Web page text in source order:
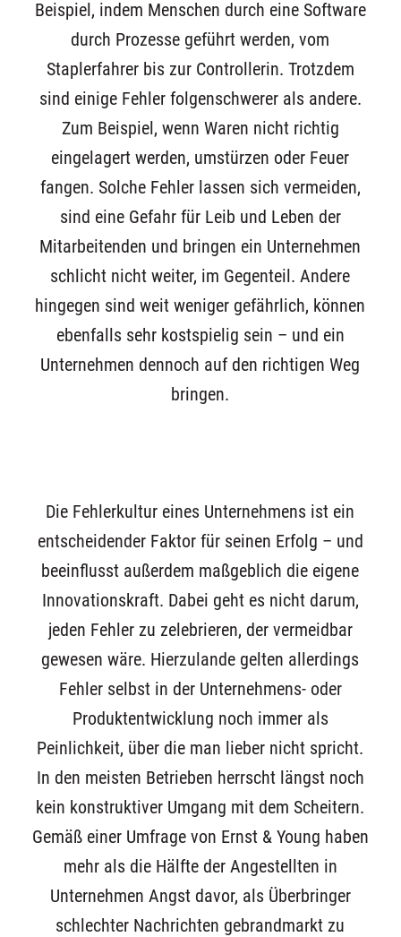
Beispiel, indem Menschen durch eine Software
durch Prozesse geführt werden, vom
Staplerfahrer bis zur Controllerin. Trotzdem
sind einige Fehler folgenschwerer als andere.
Zum Beispiel, wenn Waren nicht richtig
eingelagert werden, umstürzen oder Feuer
fangen. Solche Fehler lassen sich vermeiden,
sind eine Gefahr für Leib und Leben der
Mitarbeitenden und bringen ein Unternehmen
schlicht nicht weiter, im Gegenteil. Andere
hingegen sind weit weniger gefährlich, können
ebenfalls sehr kostspielig sein – und ein
Unternehmen dennoch auf den richtigen Weg
bringen.
Die Fehlerkultur eines Unternehmens ist ein
entscheidender Faktor für seinen Erfolg – und
beeinflusst außerdem maßgeblich die eigene
Innovationskraft. Dabei geht es nicht darum,
jeden Fehler zu zelebrieren, der vermeidbar
gewesen wäre. Hierzulande gelten allerdings
Fehler selbst in der Unternehmens- oder
Produktentwicklung noch immer als
Peinlichkeit, über die man lieber nicht spricht.
In den meisten Betrieben herrscht längst noch
kein konstruktiver Umgang mit dem Scheitern.
Gemäß einer Umfrage von Ernst & Young haben
mehr als die Hälfte der Angestellten in
Unternehmen Angst davor, als Überbringer
schlechter Nachrichten gebrandmarkt zu